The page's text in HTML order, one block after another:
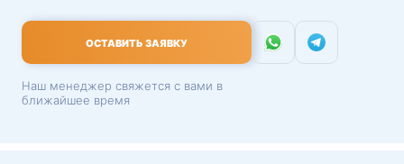
ОСТАВИТЬ ЗАЯВКУ
Наш менеджер свяжется с вами в
ближайшее время